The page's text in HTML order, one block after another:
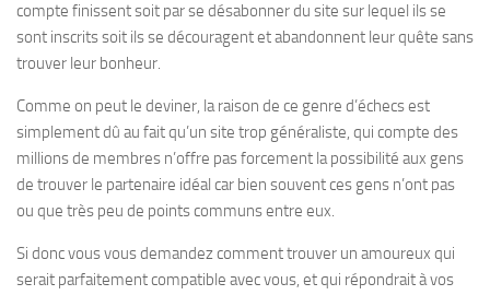
compte finissent soit par se désabonner du site sur lequel ils se
sont inscrits soit ils se découragent et abandonnent leur quête sans
trouver leur bonheur.
Comme on peut le deviner, la raison de ce genre d’échecs est
simplement dû au fait qu’un site trop généraliste, qui compte des
millions de membres n’offre pas forcement la possibilité aux gens
de trouver le partenaire idéal car bien souvent ces gens n’ont pas
ou que très peu de points communs entre eux.
Si donc vous vous demandez comment trouver un amoureux qui
serait parfaitement compatible avec vous, et qui répondrait à vos